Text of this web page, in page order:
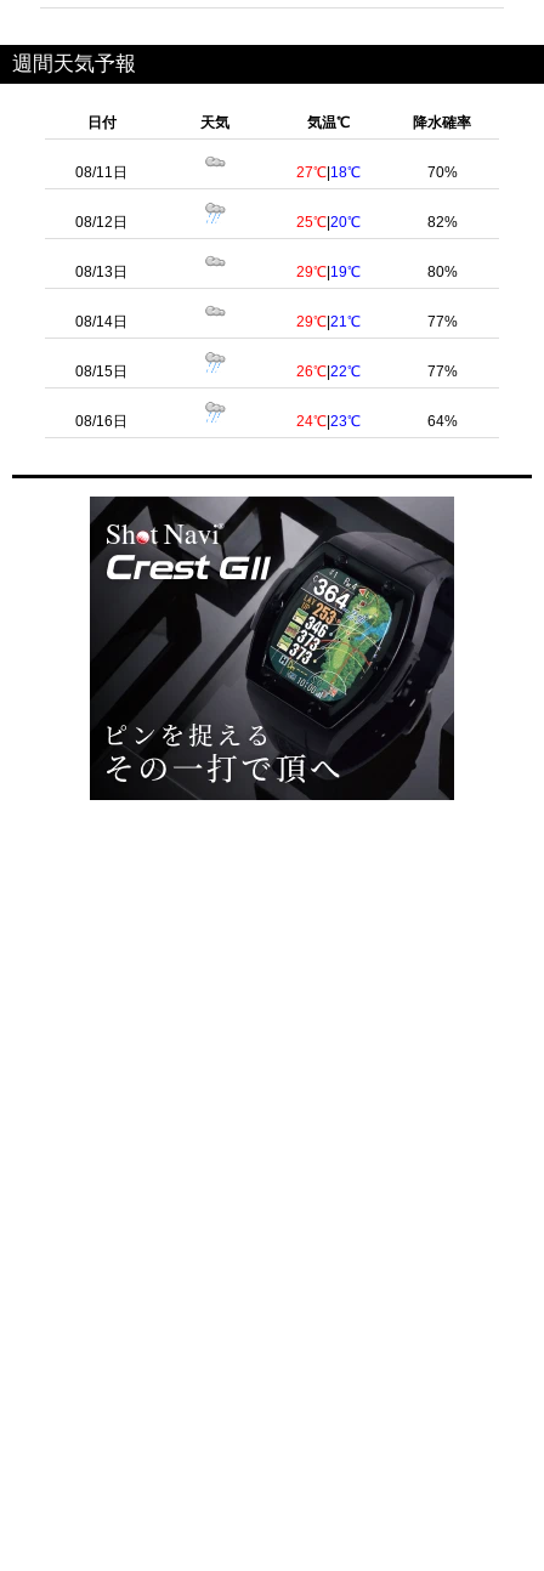
週間天気予報
日付 天気 気温℃ 降水確率
08/11日 27℃ 18℃ 70%
08/12日 25℃ |20℃ 82%
08/13日 29℃ 19℃ 80%
08/14日 29℃ |21℃ 77%
08/15日 26℃ |22℃ 77%
08/16日 24℃ |23℃ 64%